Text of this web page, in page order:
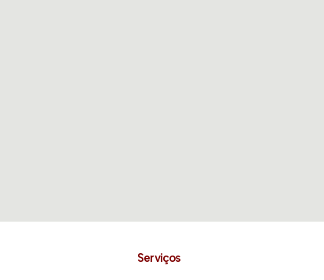
Serviços